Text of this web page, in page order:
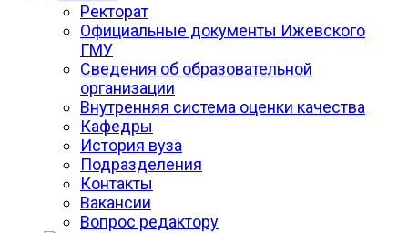
Ректорат
Официальные документы Ижевского
ГМУ
Сведения об образовательной
организации
Внутренняя система оценки качества
Кафедры
История вуза
Подразделения
Контакты
Вакансии
Вопрос редактору